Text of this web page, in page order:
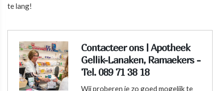
te lang!
Contacteer ons | Apotheek
Gellik-Lanaken, Ramaekers -
Tel. 089 71 38 18
Wij proberen je zo goed mogelijk te